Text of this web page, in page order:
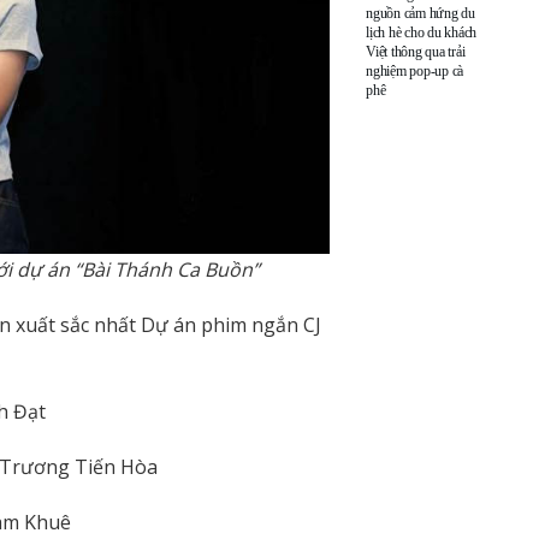
dự án “Bài Thánh Ca Buồn”
sắc nhất Dự án phim ngắn CJ
Đạt
Tiến Hòa
Khuê
nguồn cảm hứng du
lịch hè cho du khách
Việt thông qua trải
nghiệm pop-up cà
phê